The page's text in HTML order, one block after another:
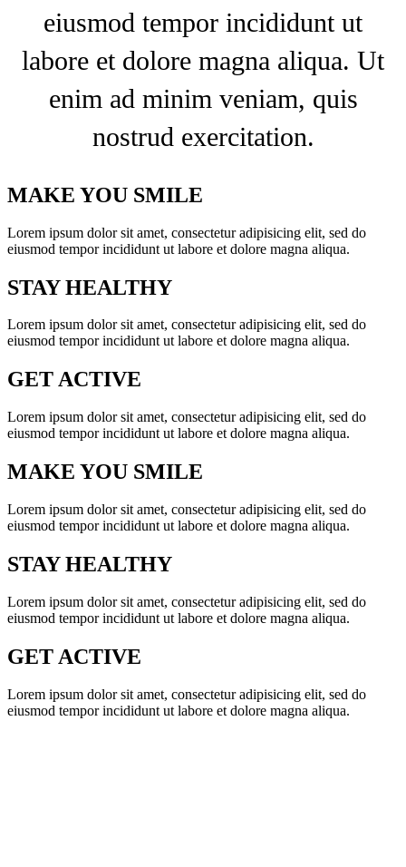
eiusmod tempor incididunt ut
labore et dolore magna aliqua. Ut
enim ad minim veniam, quis
nostrud exercitation.
MAKE YOU SMILE
Lorem ipsum dolor sit amet, consectetur adipisicing elit, sed do
eiusmod tempor incididunt ut labore et dolore magna aliqua.
STAY HEALTHY
Lorem ipsum dolor sit amet, consectetur adipisicing elit, sed do
eiusmod tempor incididunt ut labore et dolore magna aliqua.
GET ACTIVE
Lorem ipsum dolor sit amet, consectetur adipisicing elit, sed do
eiusmod tempor incididunt ut labore et dolore magna aliqua.
MAKE YOU SMILE
Lorem ipsum dolor sit amet, consectetur adipisicing elit, sed do
eiusmod tempor incididunt ut labore et dolore magna aliqua.
STAY HEALTHY
Lorem ipsum dolor sit amet, consectetur adipisicing elit, sed do
eiusmod tempor incididunt ut labore et dolore magna aliqua.
GET ACTIVE
Lorem ipsum dolor sit amet, consectetur adipisicing elit, sed do
eiusmod tempor incididunt ut labore et dolore magna aliqua.